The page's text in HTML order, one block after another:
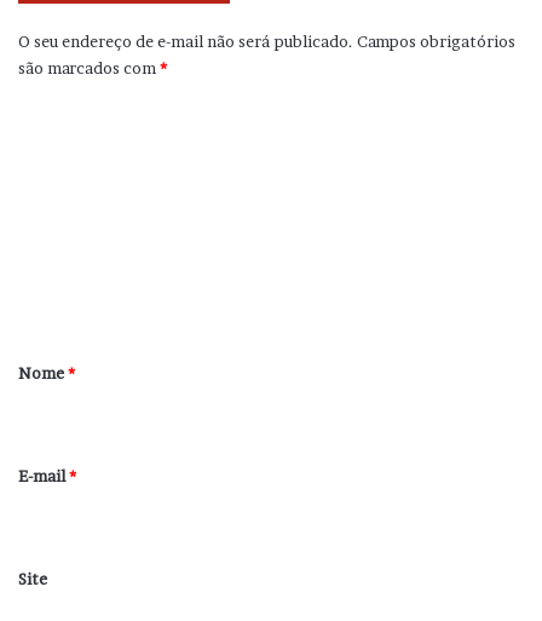
O seu endereço de e-mail não será publicado. Campos obrigatórios
são marcados com *
r
*
Nome*
E-mail*
Site